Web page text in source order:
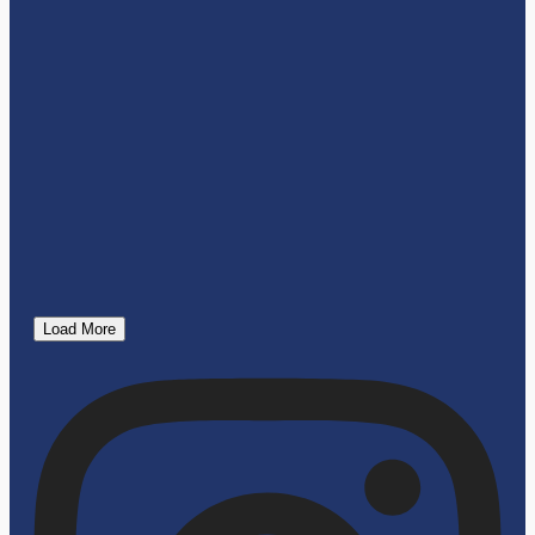
Load More